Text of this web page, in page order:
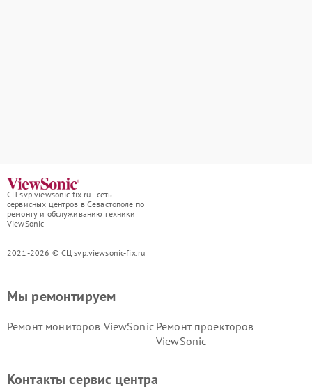
СЦ svp.viewsonic-fix.ru - сеть
сервисных центров в Севастополе по
ремонту и обслуживанию техники
ViewSonic
2021-2026 © СЦ svp.viewsonic-fix.ru
Мы ремонтируем
Ремонт мониторов ViewSonic Ремонт проекторов
ViewSonic
Контакты сервис центра